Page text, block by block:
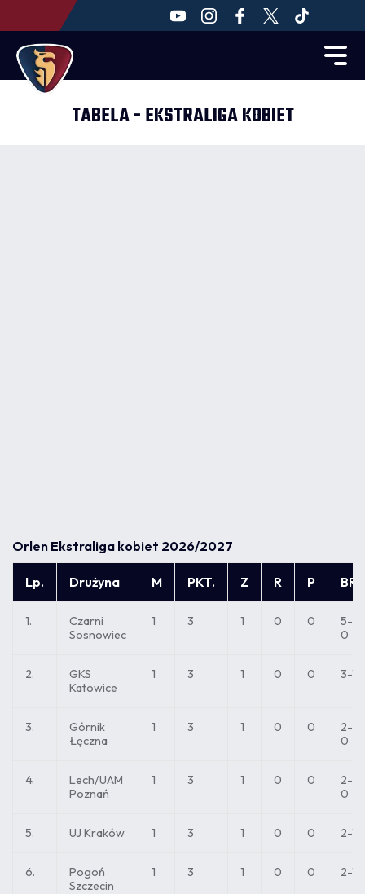
TABELA - EKSTRALIGA KOBIET
Orlen Ekstraliga kobiet 2026/2027
Lp. Drużyna M PKT. Z R P BR.
1.
Czarni
Sosnowiec
1 3 1 0 0
5-
0
2.
GKS
Katowice
1 3 1 0 0 3-1
3.
Górnik
Łęczna
1 3 1 0 0
2-
0
4.
Lech/UAM
Poznań
1 3 1 0 0
2-
0
5. UJ Kraków 1 3 1 0 0 2-1
6.
Pogoń
Szczecin
1 3 1 0 0 2-1